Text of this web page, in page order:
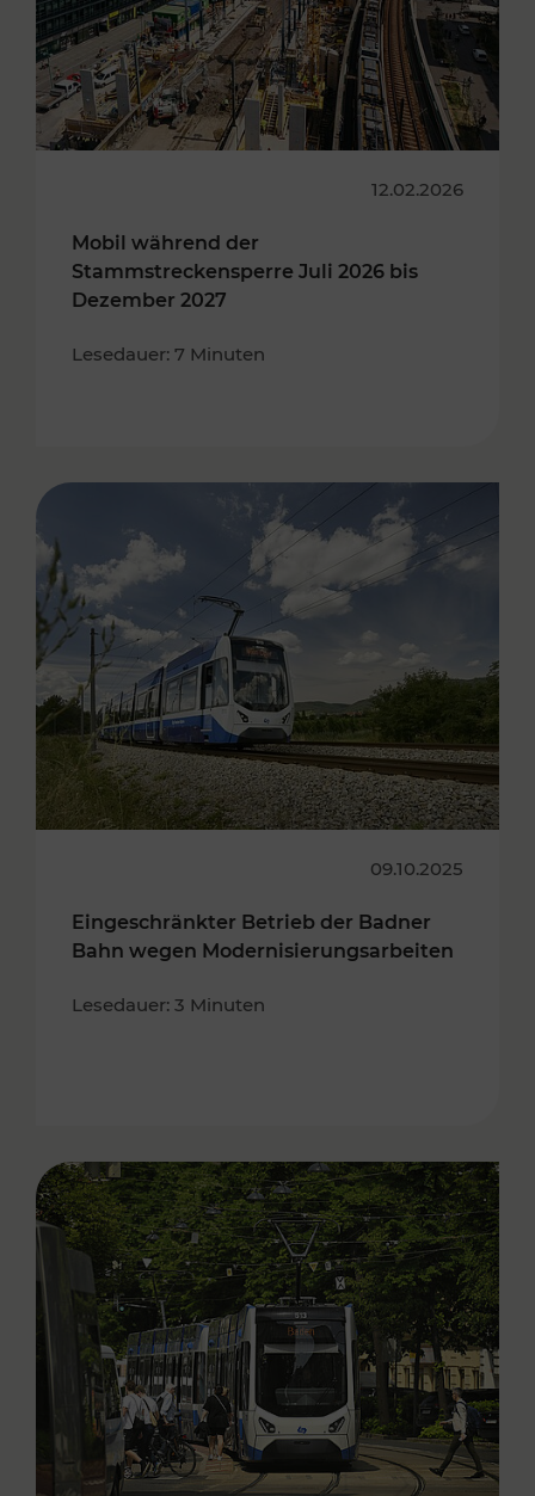
12.02.2026
Mobil während der
Stammstreckensperre Juli 2026 bis
Dezember 2027
Lesedauer: 7 Minuten
09.10.2025
Eingeschränkter Betrieb der Badner
Bahn wegen Modernisierungsarbeiten
Lesedauer: 3 Minuten